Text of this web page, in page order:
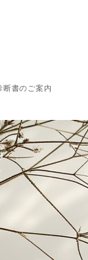
断書のご案内